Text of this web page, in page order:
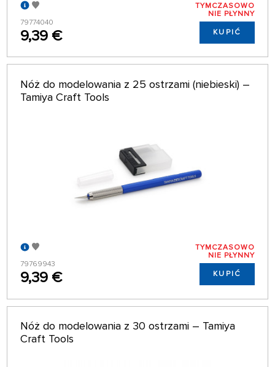
79774040
9,39 €
TYMCZASOWO
NIE PŁYNNY
KUPIĆ
Nóż do modelowania z 25 ostrzami (niebieski) –
Tamiya Craft Tools
79769943
9,39 €
TYMCZASOWO
NIE PŁYNNY
KUPIĆ
Nóż do modelowania z 30 ostrzami – Tamiya
Craft Tools